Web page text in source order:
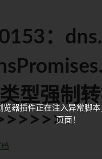
：
型强制
览器插件正在注入异常脚
页面！